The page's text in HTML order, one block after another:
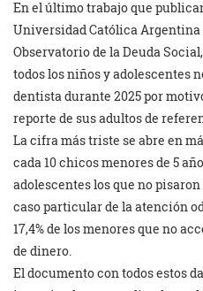
En el último trabajo que
Universidad Católica Argentina
Observatorio de la Deuda
todos los niños y adolescentes
dentista durante 2025 por
reporte de sus adultos de
La cifra más triste se abre en
cada 10 chicos menores de 5
adolescentes los que no
caso particular de la atención
17,4% de los menores que no
de dinero.
El documento con todos estos